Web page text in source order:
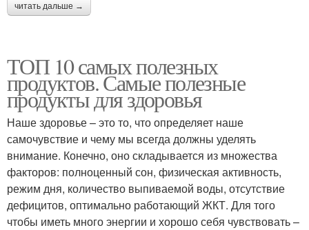
читать дальше →
ТОП 10 самых полезных
продуктов. Самые полезные
продукты для здоровья
Наше здоровье – это то, что определяет наше
самочувствие и чему мы всегда должны уделять
внимание. Конечно, оно складывается из множества
факторов: полноценный сон, физическая активность,
режим дня, количество выпиваемой воды, отсутствие
дефицитов, оптимально работающий ЖКТ. Для того
чтобы иметь много энергии и хорошо себя чувствовать –